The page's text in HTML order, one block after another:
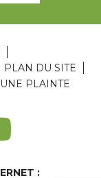
PLAN DU SITE
PLAINTE
: